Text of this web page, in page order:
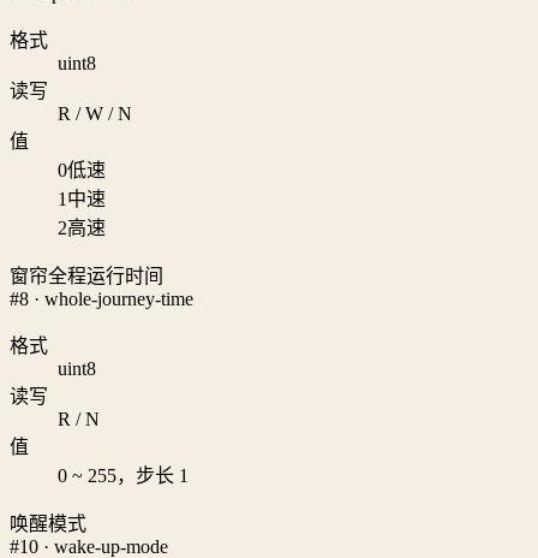
格式
uint8
读写
R / W / N
值
0低速
1 中速
2高速
窗帘全程运行时间
#8 · whole-journey-time
格式
uint8
读写
R / N
值
0 ~ 255，步长 1
唤醒模式
#10 · wake-up-mode